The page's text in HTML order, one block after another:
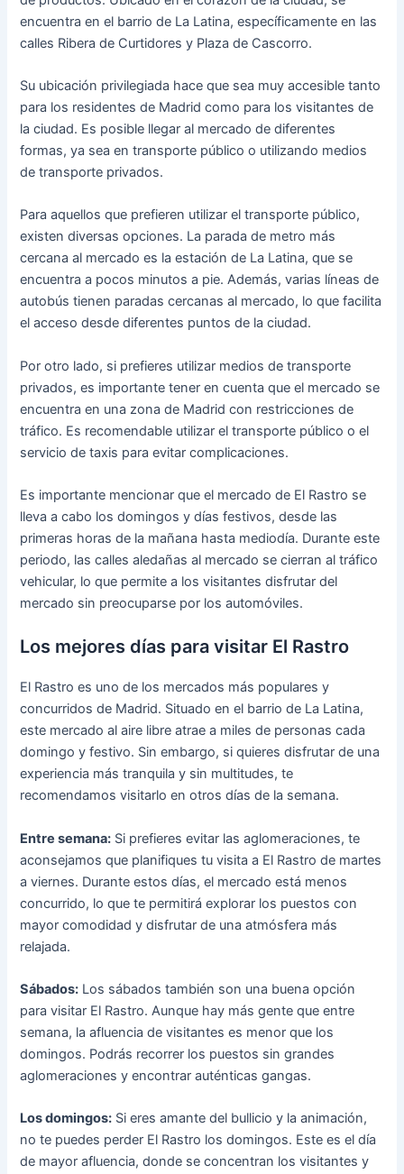
encuentra en el barrio de La Latina, específicamente en las
calles Ribera de Curtidores y Plaza de Cascorro.
Su ubicación privilegiada hace que sea muy accesible tanto
para los residentes de Madrid como para los visitantes de
la ciudad. Es posible llegar al mercado de diferentes
formas, ya sea en transporte público o utilizando medios
de transporte privados.
Para aquellos que prefieren utilizar el transporte público,
existen diversas opciones. La parada de metro más
cercana al mercado es la estación de La Latina, que se
encuentra a pocos minutos a pie. Además, varias líneas de
autobús tienen paradas cercanas al mercado, lo que facilita
el acceso desde diferentes puntos de la ciudad.
Por otro lado, si prefieres utilizar medios de transporte
privados, es importante tener en cuenta que el mercado se
encuentra en una zona de Madrid con restricciones de
tráfico. Es recomendable utilizar el transporte público o el
servicio de taxis para evitar complicaciones.
Es importante mencionar que el mercado de El Rastro se
lleva a cabo los domingos y días festivos, desde las
primeras horas de la mañana hasta mediodía. Durante este
periodo, las calles aledañas al mercado se cierran al tráfico
vehicular, lo que permite a los visitantes disfrutar del
mercado sin preocuparse por los automóviles.
Los mejores días para visitar El Rastro
El Rastro es uno de los mercados más populares y
concurridos de Madrid. Situado en el barrio de La Latina,
este mercado al aire libre atrae a miles de personas cada
domingo y festivo. Sin embargo, si quieres disfrutar de una
experiencia más tranquila y sin multitudes, te
recomendamos visitarlo en otros días de la semana.
Entre semana: Si prefieres evitar las aglomeraciones, te
aconsejamos que planifiques tu visita a El Rastro de martes
a viernes. Durante estos días, el mercado está menos
concurrido, lo que te permitirá explorar los puestos con
mayor comodidad y disfrutar de una atmósfera más
relajada.
Sábados: Los sábados también son una buena opción
para visitar El Rastro. Aunque hay más gente que entre
semana, la afluencia de visitantes es menor que los
domingos. Podrás recorrer los puestos sin grandes
aglomeraciones y encontrar auténticas gangas.
Los domingos: Si eres amante del bullicio y la animación,
no te puedes perder El Rastro los domingos. Este es el día
de mayor afluencia, donde se concentran los visitantes y